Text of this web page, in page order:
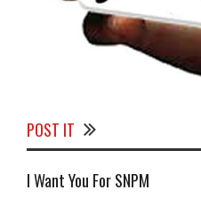
POST IT
I Want You For SNPM